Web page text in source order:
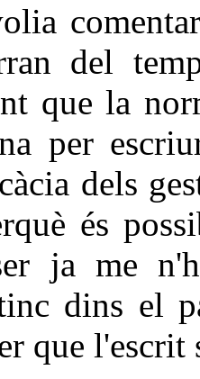
del
que la
per
dels
és
ja me
dins el
que